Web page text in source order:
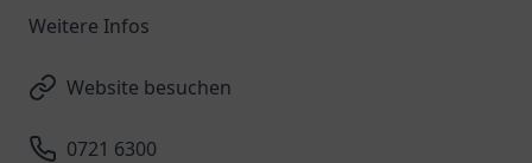
Weitere Infos
Website besuchen
0721 6300